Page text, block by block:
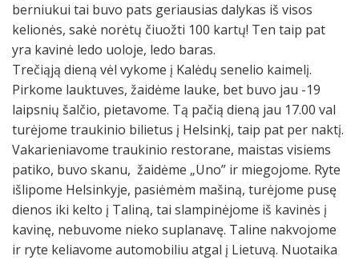
berniukui tai buvo pats geriausias dalykas iš visos
kelionės, sakė norėtų čiuožti 100 kartų! Ten taip pat
yra kavinė ledo uoloje, ledo baras.
Trečiąją dieną vėl vykome į Kalėdų senelio kaimelį.
Pirkome lauktuves, žaidėme lauke, bet buvo jau -19
laipsnių šalčio, pietavome. Tą pačią dieną jau 17.00 val
turėjome traukinio bilietus į Helsinkį, taip pat per naktį.
Vakarieniavome traukinio restorane, maistas visiems
patiko, buvo skanu, žaidėme „Uno” ir miegojome. Ryte
išlipome Helsinkyje, pasiėmėm mašiną, turėjome pusę
dienos iki kelto į Taliną, tai slampinėjome iš kavinės į
kavinę, nebuvome nieko suplanavę. Taline nakvojome
ir ryte keliavome automobiliu atgal į Lietuvą. Nuotaika